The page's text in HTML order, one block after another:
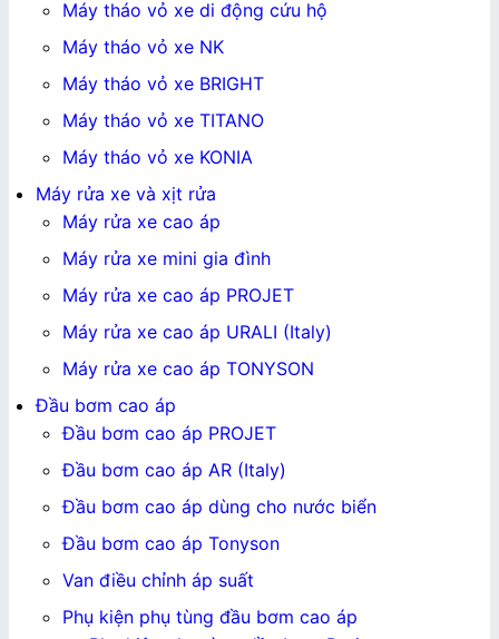
Máy tháo vỏ xe di động cứu hộ
Máy tháo vỏ xe NK
Máy tháo vỏ xe BRIGHT
Máy tháo vỏ xe TITANO
Máy tháo vỏ xe KONIA
Máy rửa xe và xịt rửa
Máy rửa xe cao áp
Máy rửa xe mini gia đình
Máy rửa xe cao áp PROJET
Máy rửa xe cao áp URALI (Italy)
Máy rửa xe cao áp TONYSON
Đầu bơm cao áp
Đầu bơm cao áp PROJET
Đầu bơm cao áp AR (Italy)
Đầu bơm cao áp dùng cho nước biển
Đầu bơm cao áp Tonyson
Van điều chỉnh áp suất
Phụ kiện phụ tùng đầu bơm cao áp